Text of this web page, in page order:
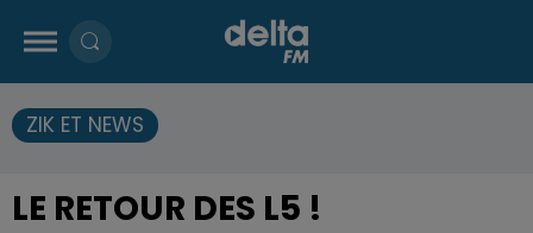
ZIK ET NEWS
LE RETOUR DES L5 !